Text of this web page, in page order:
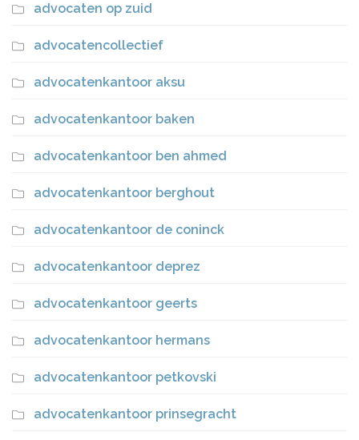
advocaten op zuid
advocatencollectief
advocatenkantoor aksu
advocatenkantoor baken
advocatenkantoor ben ahmed
advocatenkantoor berghout
advocatenkantoor de coninck
advocatenkantoor deprez
advocatenkantoor geerts
advocatenkantoor hermans
advocatenkantoor petkovski
advocatenkantoor prinsegracht